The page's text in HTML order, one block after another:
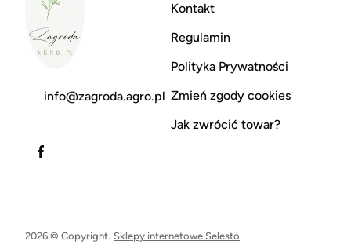
info@zagroda.agro.pl
Kontakt
Regulamin
Polityka Prywatności
Zmień zgody cookies
Jak zwrócić towar?
2026 © Copyright. Sklepy internetowe Selesto